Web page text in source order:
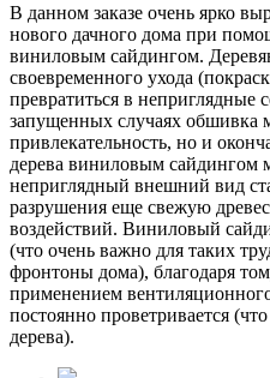
В данном заказе очень ярко
нового дачного дома при
виниловым сайдингом.
своевременного ухода
превратиться в неприглядные
запущенных случаях обшивка
привлекательность, но и
дерева виниловым сайдингом
неприглядный внешний вид
разрушения еще свежую
воздействий. Виниловый
(что очень важно для таких
фронтоны дома), благодаря
применением
постоянно проветривается
дерева).